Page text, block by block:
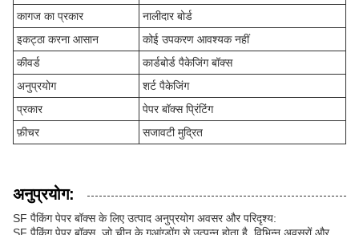
कागज का प्रकार
नालीदार बोर्ड
इकट्ठा करना आसान
कोई उपकरण आवश्यक नहीं
कीवर्ड
कार्डबोर्ड पैकेजिंग बॉक्स
अनुप्रयोग
शर्ट पैकेजिंग
प्रकार
पेपर बॉक्स प्रिंटिंग
फ़ीचर
सजावटी मुद्रित
अनुप्रयोग:
SF पैकिंग पेपर बॉक्स के लिए उत्पाद अनुप्रयोग अवसर और परिदृश्य: